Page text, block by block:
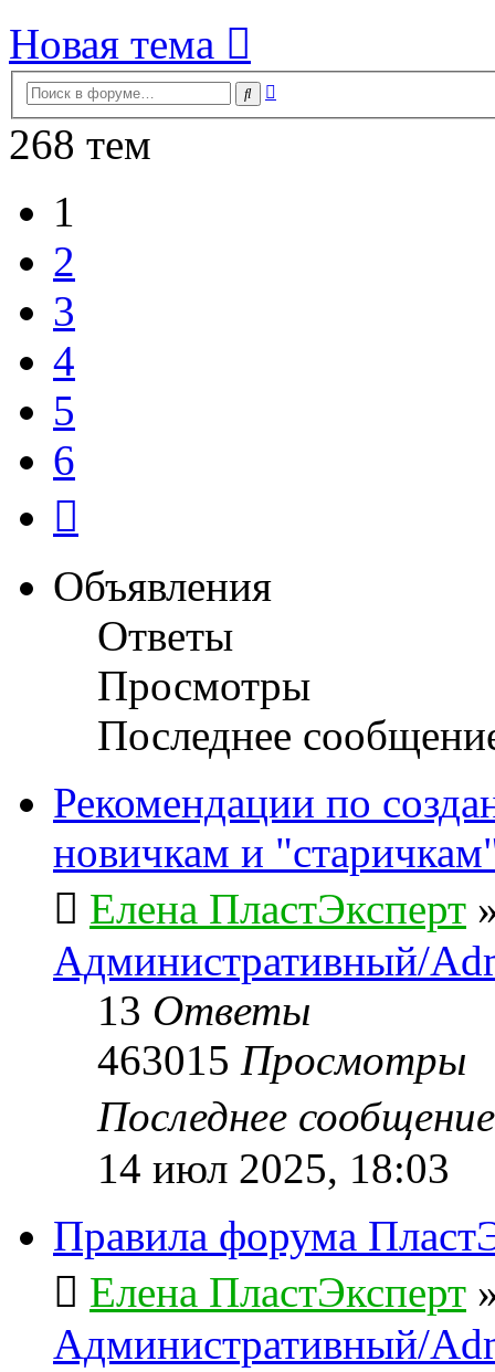
Новая тема
Поиск
268 тем
1
2
3
4
5
6
Объявления
Ответы
Просмотры
Последнее
Рекомендации по
новичкам и
Елена ПластЭксперт
Административный/
13 Ответы
463015 Просмотры
Последнее
14 июл 2025, 18:03
Правила форума
Елена ПластЭксперт
Административный/